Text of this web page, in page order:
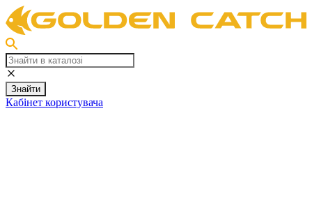
Знайти
Кабінет користувача